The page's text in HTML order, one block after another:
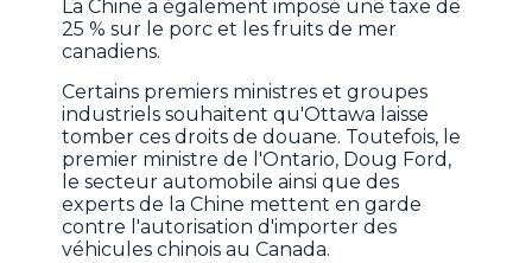
La Chine a également imposé une taxe de
25 % sur le porc et les fruits de mer
canadiens.
Certains premiers ministres et groupes
industriels souhaitent qu'Ottawa laisse
tomber ces droits de douane. Toutefois, le
premier ministre de l'Ontario, Doug Ford,
le secteur automobile ainsi que des
experts de la Chine mettent en garde
contre l'autorisation d'importer des
véhicules chinois au Canada.